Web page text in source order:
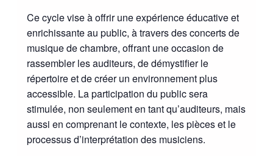
Ce cycle vise à offrir une expérience éducative et
enrichissante au public, à travers des concerts de
musique de chambre, offrant une occasion de
rassembler les auditeurs, de démystifier le
répertoire et de créer un environnement plus
accessible. La participation du public sera
stimulée, non seulement en tant qu’auditeurs, mais
aussi en comprenant le contexte, les pièces et le
processus d’interprétation des musiciens.